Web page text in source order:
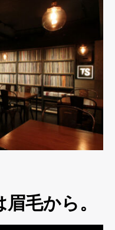
毛から。